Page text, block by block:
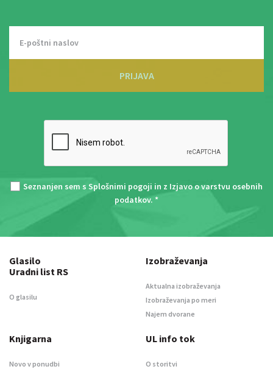
PRIJAVA
Seznanjen sem s Splošnimi pogoji in z Izjavo o varstvu osebnih
podatkov. *
Glasilo
Uradni list RS
O glasilu
Izobraževanja
Aktualna izobraževanja
Izobraževanja po meri
Najem dvorane
Knjigarna
Novo v ponudbi
UL info tok
O storitvi